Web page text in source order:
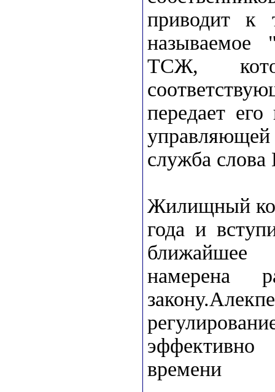
приводит к
называемое
ТСЖ,
передает
служба
Жилищный
года и
ближайшее
намерена
времени